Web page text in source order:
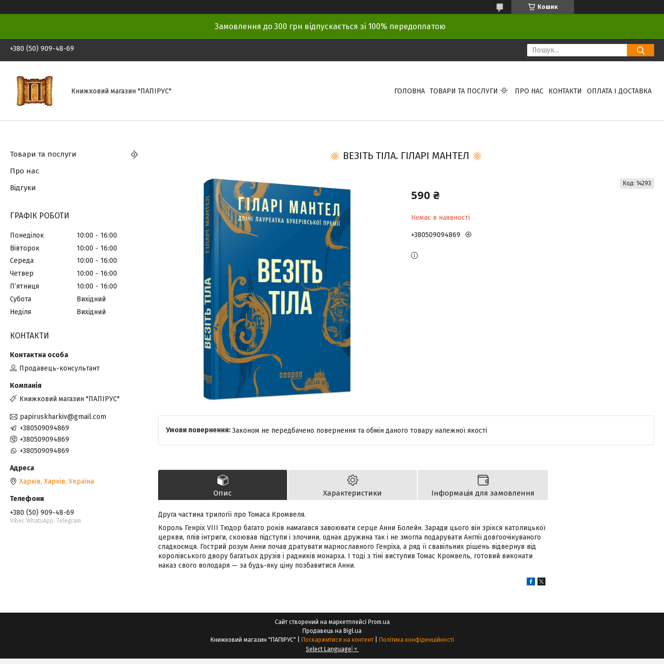
Кошик
Замовлення до 300 грн відпускається зі 100% передоплатою
+380 (50) 909-48-69
Книжковий магазин "ПАПІРУС" ГОЛОВНА ТОВАРИ ТА ПОСЛУГИ ПРО НАС КОНТАКТИ ОПЛАТА І ДОСТАВКА
ВЕЗІТЬ ТІЛА. ГІЛАРІ МАНТЕЛ
590 ₴
Немає в наявності
Код: 14293
+380509094869
Законом не передбачено повернення та обмін даного товару належної якості
Опис Характеристики Інформація для замовлення
Друга частина трилогії про Томаса Кромвеля.
Король Генріх VIII Тюдор багато років намагався завоювати серце Анни Болейн. Заради цього він зрікся католицької
церкви, плів інтриги, скоював підступи і злочини, однак дружина так і не змогла подарувати Англії довгоочікуваного
спадкоємця. Гострий розум Анни почав дратувати марнославного Генріха, а ряд її свавільних рішень відвернув від
королівського двору багатьох друзів і радників монарха. І тоді з тіні виступив Томас Кромвель, готовий виконати
наказ свого володаря — за будь-яку ціну позбавитися Анни.
Товари та послуги
Про нас
Відгуки
ГРАФІК РОБОТИ
Понеділок 10:00
16:00
Вівторок
10:00
16:00
Середа
10:00
16:00
Четвер
10:00
16:00
Пʼятниця
10:00
16:00
Субота
Вихідний
Неділя
Вихідний
КОНТАКТИ
Продавець-консультант
Книжковий магазин "ПАПІРУС"
papiruskharkiv@gmail.com
+380509094869
+380509094869
+380509094869
Харків, Харків, Україна
+380 (50) 909-48-69
Viber, WhatsApp, Telegram
Сайт створений на маркетплейсі Prom.ua
Продавець на Bigl.ua
Поскаржитися на контент
Політика конфіденційності
Select Language ▼